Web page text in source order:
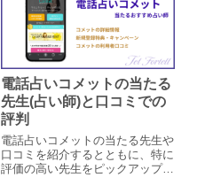
電話占いコメットの当たる
先生(占い師)と口コミでの
評判
電話占いコメットの当たる先生や
口コミを紹介するとともに、特に
評価の高い先生をピックアップし